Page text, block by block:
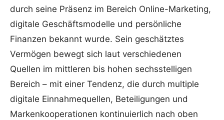
durch seine Präsenz im Bereich Online-Marketing,
digitale Geschäftsmodelle und persönliche
Finanzen bekannt wurde. Sein geschätztes
Vermögen bewegt sich laut verschiedenen
Quellen im mittleren bis hohen sechsstelligen
Bereich – mit einer Tendenz, die durch multiple
digitale Einnahmequellen, Beteiligungen und
Markenkooperationen kontinuierlich nach oben